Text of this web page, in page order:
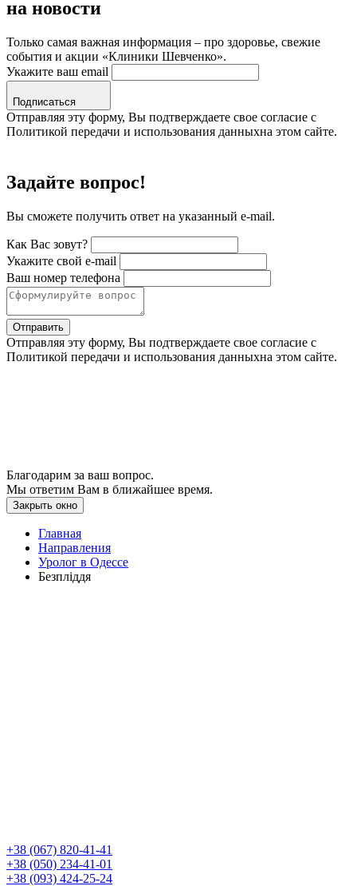
на новости
Только самая важная информация – про здоровье, свежие
события и акции «Клиники Шевченко».
Укажите ваш email
Подписаться
Отправляя эту форму, Вы подтверждаете свое согласие с
Политикой передачи и использования данныхна этом сайте.
Задайте вопрос!
Вы сможете получить ответ на указанный e-mail.
Как Вас зовут?
Укажите свой e-mail
Ваш номер телефона
Отправить
Отправляя эту форму, Вы подтверждаете свое согласие с
Политикой передачи и использования данныхна этом сайте.
Благодарим за ваш вопрос.
Мы ответим Вам в ближайшее время.
Закрыть окно
Главная
Направления
Уролог в Одессе
Безпліддя
+38 (067) 820-41-41
+38 (050) 234-41-01
+38 (093) 424-25-24